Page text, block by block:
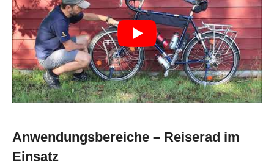
Anwendungsbereiche – Reiserad im
Einsatz